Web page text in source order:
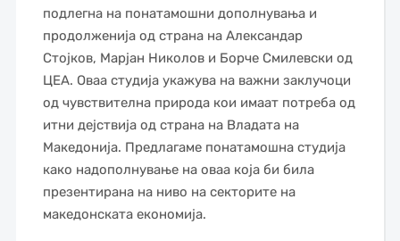
подлегна на понатамошни дополнувања и
продолженија од страна на Александар
Стојков, Марјан Николов и Борче Смилевски од
ЦЕА. Оваа студија укажува на важни заклучоци
од чувствителна природа кои имаат потреба од
итни дејствија од страна на Владата на
Македонија. Предлагаме понатамошна студија
како надополнување на оваа која би била
презентирана на ниво на секторите на
македонската економија.